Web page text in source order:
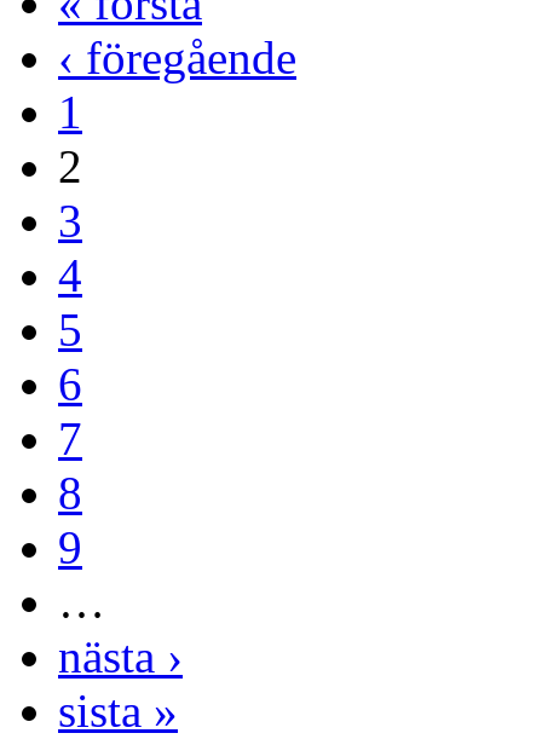
‹ föregående
1
2
3
4
5
6
7
8
9
…
nästa ›
sista »